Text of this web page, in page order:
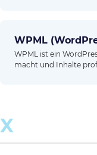
WPML
WPML ist ein
macht und Inhalte
X